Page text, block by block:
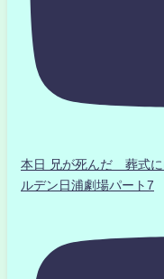
本日 兄が死んだ 葬式
ルデン日浦劇場パート7